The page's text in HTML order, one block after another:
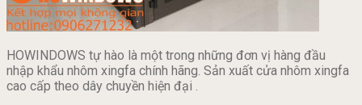
HOWINDOWS tự hào là một trong những đơn vị hàng đầu
nhập khẩu nhôm xingfa chính hãng. Sản xuất cửa nhôm xingfa
cao cấp theo dây chuyền hiện đại .